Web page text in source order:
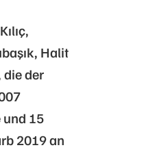
Halit
der
15
2019 an